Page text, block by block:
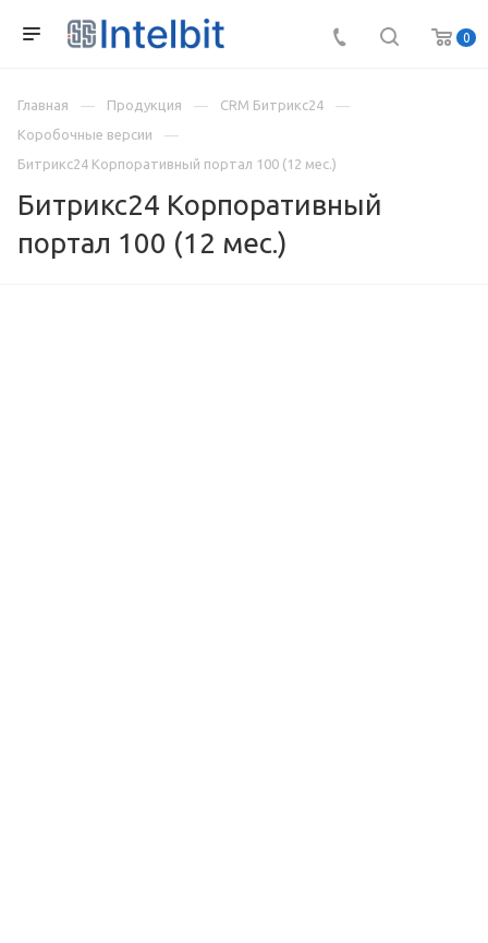
0
Главная Продукция
CRM Битрикс24
Коробочные версии
Битрикс24 Корпоративный портал 100 (12 мес.)
Битрикс24 Корпоративный
портал 100 (12 мес.)